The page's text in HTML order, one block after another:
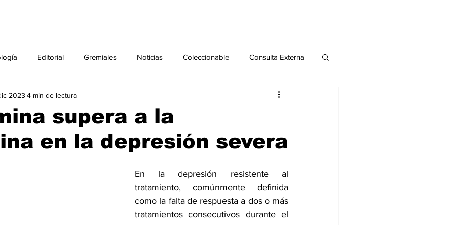
Editorial Gremiales Noticias Coleccionable Consulta Externa
Agenda Sección especial Publicaciones
Ciencia y Tecnología especial Coleccionable especial
Noticias especial Salud Mental especial
dia mundial de la diabetes
supera a la
en la depresión severa
2023 4 min de lectura
En la depresión resistente al
tratamiento, comúnmente definida
como la falta de respuesta a dos o más
tratamientos consecutivos durante el